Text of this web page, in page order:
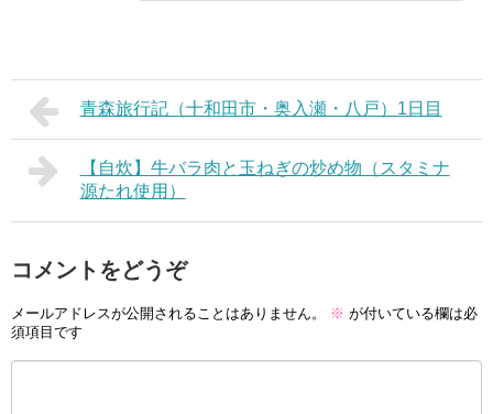
青森旅行記（十和田市・奥入瀬・八戸）1日目
【自炊】牛バラ肉と玉ねぎの炒め物（スタミナ
源たれ使用）
コメントをどうぞ
メールアドレスが公開されることはありません。 ※ が付いている欄は必
須項目です